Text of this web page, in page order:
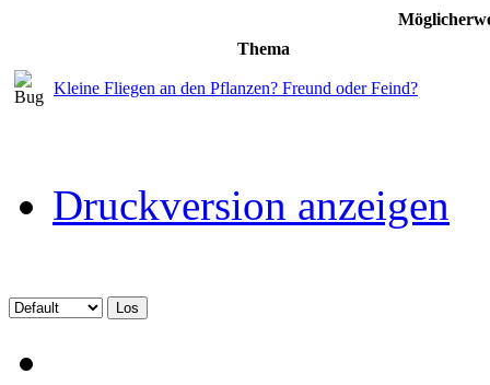
Thema
Kleine Fliegen an den Pflanzen? Freund oder Feind?
Druckversion anzeigen